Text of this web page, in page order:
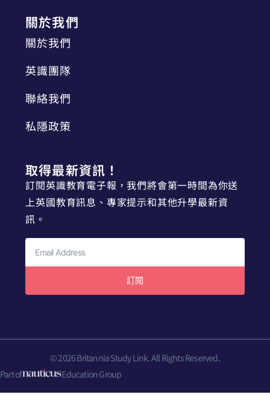
關於我們
關於我們
英識團隊
聯絡我們
私隱政策
取得最新資訊！
訂閱英識教育電子報，我們將會第一時間為你送
上英國教育訊息、專家提示和其他升學最新資
訊。
訂閱
© 2026 Britannia Study Link. All Rights Reserved.
Part of
Education Group